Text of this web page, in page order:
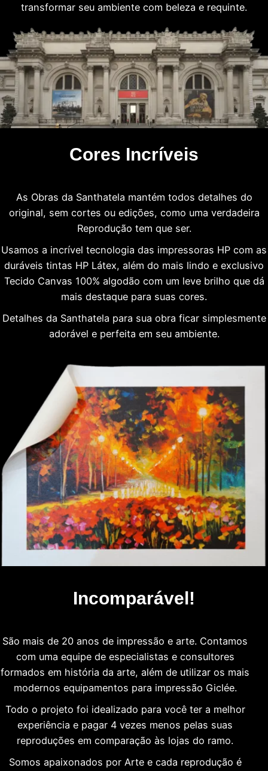
transformar seu ambiente com beleza e requinte.
Cores Incríveis
As Obras da Santhatela mantém todos detalhes do
original, sem cortes ou edições, como uma verdadeira
Reprodução tem que ser.
Usamos a incrível tecnologia das impressoras HP com as
duráveis tintas HP Látex, além do mais lindo e exclusivo
Tecido Canvas 100% algodão com um leve brilho que dá
mais destaque para suas cores.
Detalhes da Santhatela para sua obra ficar simplesmente
adorável e perfeita em seu ambiente.
Incomparável!
São mais de 20 anos de impressão e arte. Contamos
com uma equipe de especialistas e consultores
formados em história da arte, além de utilizar os mais
modernos equipamentos para impressão Giclée.
Todo o projeto foi idealizado para você ter a melhor
experiência e pagar 4 vezes menos pelas suas
reproduções em comparação às lojas do ramo.
Somos apaixonados por Arte e cada reprodução é